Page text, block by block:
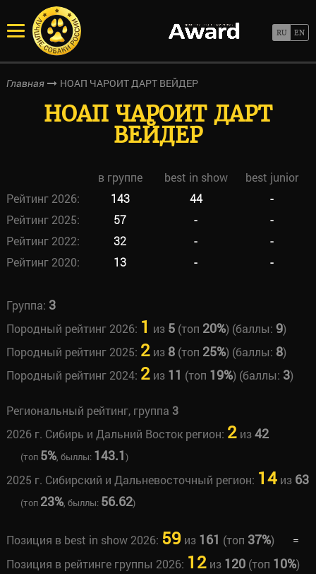
Главная НОАП ЧАРОИТ ДАРТ ВЕЙДЕР
НОАП ЧАРОИТ ДАРТ
ВЕЙДЕР
в группе best in show
best junior
Рейтинг 2026:
143 44
-
Рейтинг 2025:
57 -
-
Рейтинг 2022:
32 -
-
Рейтинг 2020:
13 - -
Группа: 3
Породный рейтинг 2026: 1 из 5(топ 20%) (баллы: 9)
Породный рейтинг 2025: 2из 8(топ 25%) (баллы: 8)
Породный рейтинг 2024: 2из 11 (топ 19%) (баллы: 3)
Региональный рейтинг, группа 3
2026 г. Сибирь и Дальний Восток регион: 2из42
(топ 5%, быллы: 143.1)
2025 г. Сибирский и Дальневосточный регион: 14из 63
(топ 23%, быллы: 56.62)
Позиция в best in show 2026: 59 из 161 (топ 37%)
=
Позиция в рейтинге группы 2026: 12из 120(топ 10%)